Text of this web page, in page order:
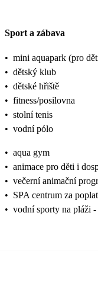
Sport a zábava
• mini aquapark (pro
• dětský klub
• dětské hřiště
• fitness/posilovna
• stolní tenis
• vodní pólo
• aqua gym
• animace pro děti i
• večerní animační
• SPA centrum za
• vodní sporty na pláži